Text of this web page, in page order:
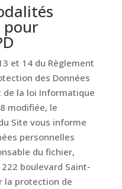
pour
et 14 du Règlement
des Données
de la loi Informatique
modifiée, le
Site vous informe
personnelles
du fichier,
boulevard Saint-
la protection de